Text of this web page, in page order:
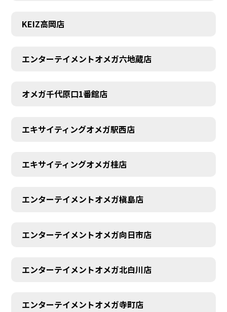
KEIZ高岡店
エンターテイメントオメガ六地蔵店
オメガ千代原口1番館店
エキサイティングオメガ駅西店
エキサイティングオメガ桂店
エンターテイメントオメガ槇島店
エンターテイメントオメガ向日市店
エンターテイメントオメガ北白川店
エンターテイメントオメガ寺町店